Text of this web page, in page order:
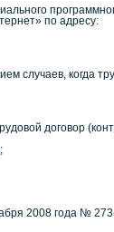
по адресу:
случаев, когда
договор
2008 года №